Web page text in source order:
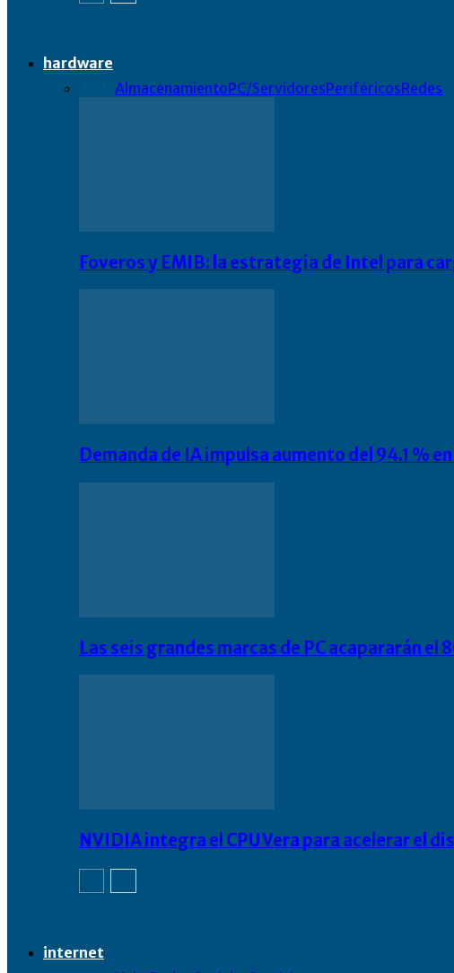
hardware
AlmacenamientoPC/ServidoresPeriféricosRedes
Foveros y EMIB: la estrategia de Intel para
Demanda de IA impulsa aumento del 94.1 %
Las seis grandes marcas de PC acapararán el
NVIDIA integra el CPU Vera para acelerar el
internet